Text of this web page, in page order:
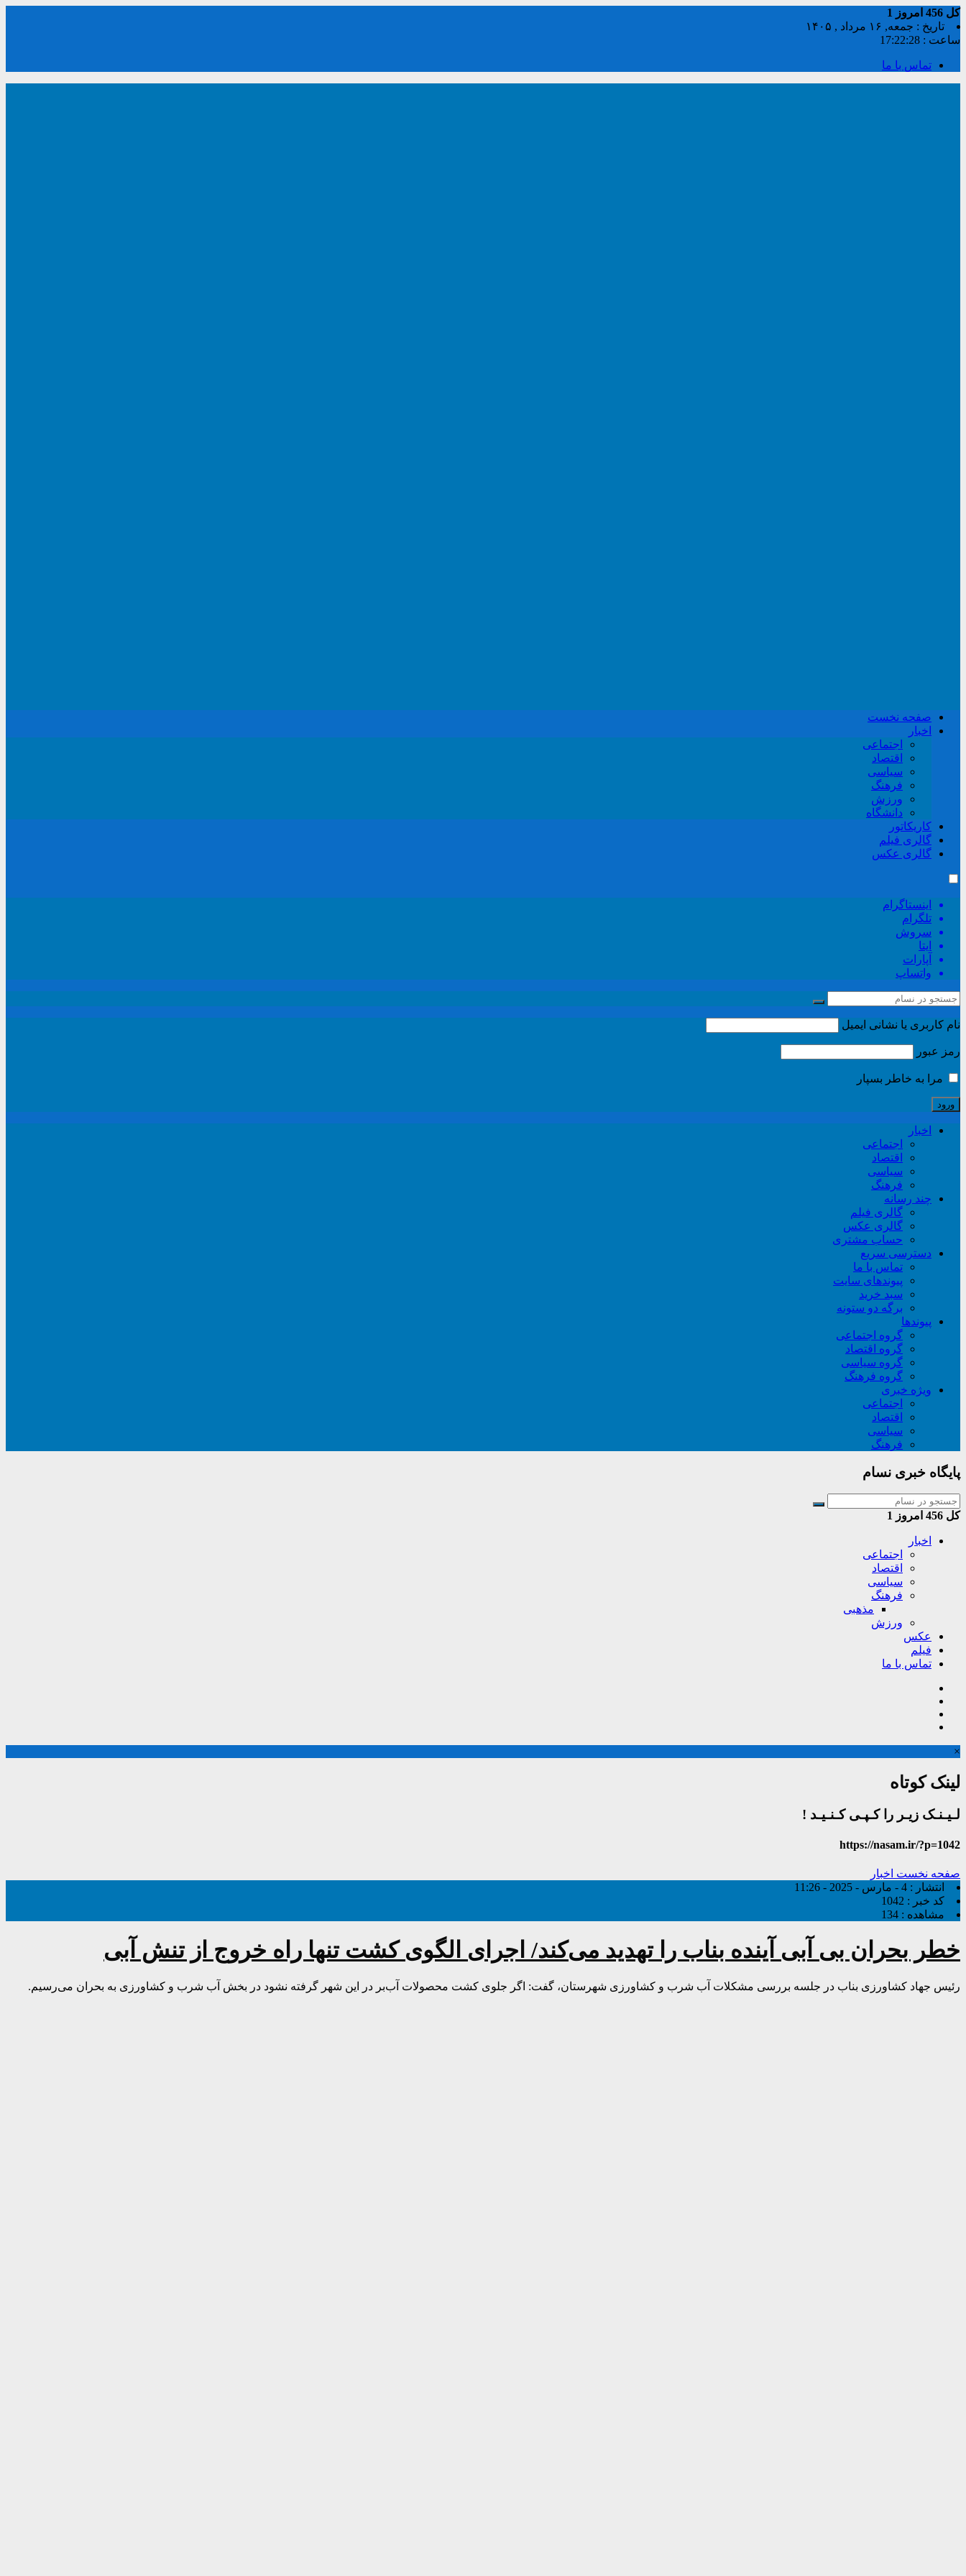
کل امروز
1
تاریخ : جمعه, ۱۶ مرداد , ۱۴۰۵
ساعت : 17:22:29
تماس با ما
صفحه نخست
اخبار
اجتماعی
اقتصاد
سیاسی
فرهنگ
ورزش
دانشگاه
کاریکاتور
گالری فیلم
گالری عکس
اینستاگرام
تلگرام
سروش
ایتا
آپارات
واتساپ
نام کاربری یا نشانی ایمیل
رمز عبور
مرا به خاطر بسپار
اخبار
اجتماعی
اقتصاد
سیاسی
فرهنگ
چند رسانه
گالری فیلم
گالری عکس
حساب مشتری
دسترسی سریع
تماس با ما
پیوندهای سایت
سبد خريد
برگه دو ستونه
پیوندها
گروه اجتماعی
گروه اقتصاد
گروه سیاسی
گروه فرهنگ
ویژه خبری
اجتماعی
اقتصاد
سیاسی
فرهنگ
پایگاه خبری نسام
کل امروز 1
اخبار
اجتماعی
اقتصاد
سیاسی
فرهنگ
مذهبی
ورزش
عکس
فیلم
تماس با ما
×
لینک کوتاه
لـیـنـک زیـر را کـپـی کـنـیـد !
https://nasam.ir/?p=1042
صفحه نخست اخبار
انتشار : 4 - مارس - 2025 - 11:26
کد خبر : 1042
مشاهده : 134
خطر بحران بی آبی آینده بناب را تهدید می‌کند/ اجرای الگوی کشت تنها راه خروج از تنش آبی
رئیس جهاد کشاورزی بناب در جلسه بررسی مشکلات آب شرب و کشاورزی شهرستان، گفت: اگر جلوی کشت محصولات آب‌بر در این شهر گرفته نشود در بخش آب شرب و کشاورزی به بحران می‌رسیم.